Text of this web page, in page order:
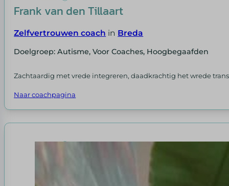
Frank van den Tillaart
Zelfvertrouwen coach in Breda
Doelgroep: Autisme, Voor Coaches, Hoogbegaafden
Zachtaardig met vrede integreren, daadkrachtig het wrede
Naar coachpagina